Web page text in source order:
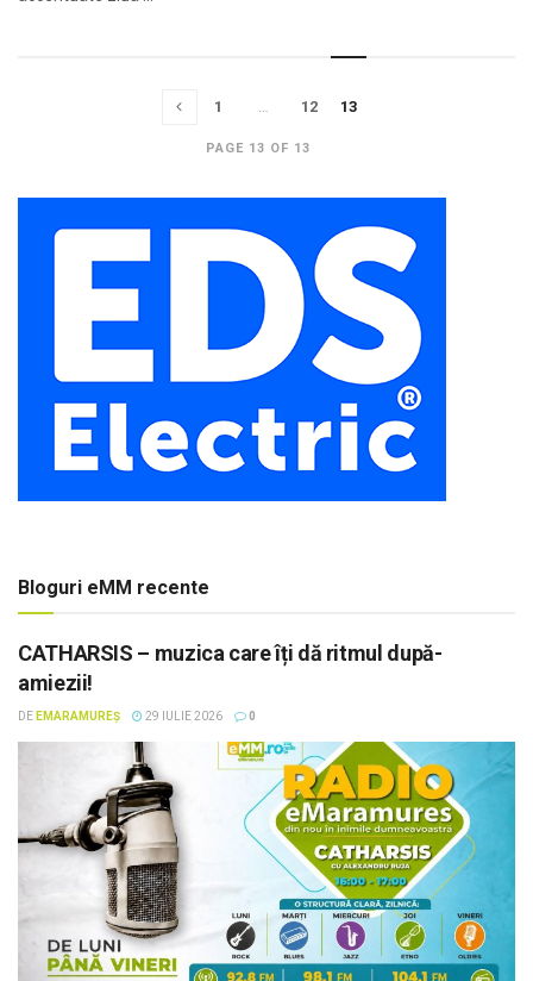
PAGE 13 OF 13
1 … 12 13
Bloguri eMM recente
CATHARSIS – muzica care îți dă ritmul după-
amiezii!
DE EMARAMUREȘ 29 IULIE 2026 0